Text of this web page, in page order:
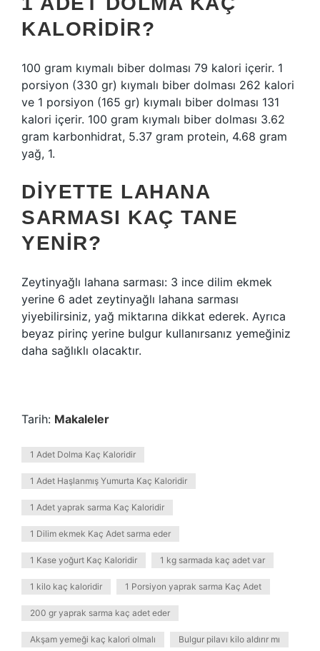
KALORIDIR?
100 gram kıymalı biber dolması 79 kalori içerir. 1
porsiyon (330 gr) kıymalı biber dolması 262 kalori
ve 1 porsiyon (165 gr) kıymalı biber dolması 131
kalori içerir. 100 gram kıymalı biber dolması 3.62
gram karbonhidrat, 5.37 gram protein, 4.68 gram
yağ, 1.
DIYETTE LAHANA
SARMASI KAÇ TANE
YENIR?
Zeytinyağlı lahana sarması: 3 ince dilim ekmek
yerine 6 adet zeytinyağlı lahana sarması
yiyebilirsiniz, yağ miktarına dikkat ederek. Ayrıca
beyaz pirinç yerine bulgur kullanırsanız yemeğiniz
daha sağlıklı olacaktır.
Tarih: Makaleler
1 Adet Dolma Kaç Kaloridir
1 Adet Haşlanmış Yumurta Kaç Kaloridir
1 Adet yaprak sarma Kaç Kaloridir
1 Dilim ekmek Kaç Adet sarma eder
1 Kase yoğurt Kaç Kaloridir 1 kg sarmada kaç adet var
1 kilo kaç kaloridir 1 Porsiyon yaprak sarma Kaç Adet
200 gr yaprak sarma kaç adet eder
Akşam yemeği kaç kalori olmalı Bulgur pilavı kilo aldırır mı